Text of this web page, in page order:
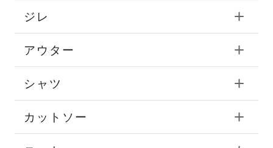
ジレ
アウター
シャツ
カットソー